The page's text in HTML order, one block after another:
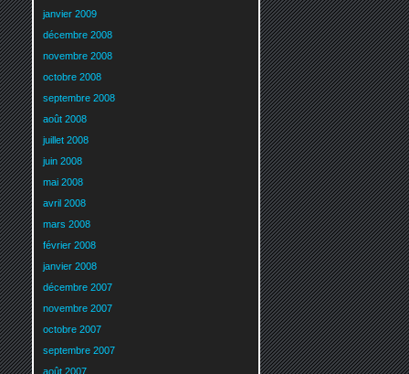
janvier 2009
décembre 2008
novembre 2008
octobre 2008
septembre 2008
août 2008
juillet 2008
juin 2008
mai 2008
avril 2008
mars 2008
février 2008
janvier 2008
décembre 2007
novembre 2007
octobre 2007
septembre 2007
août 2007